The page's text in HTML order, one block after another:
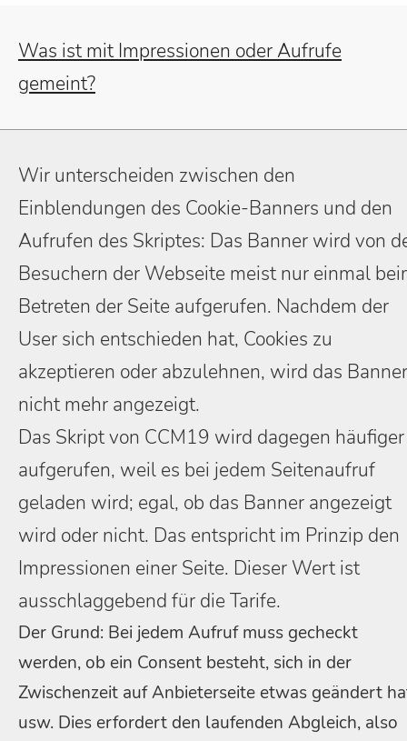
Was ist mit Impressionen oder Aufrufe
gemeint?
Wir unterscheiden zwischen den
Einblendungen des Cookie-Banners und den
Aufrufen des Skriptes: Das Banner wird von
Besuchern der Webseite meist nur einmal
Betreten der Seite aufgerufen. Nachdem der
User sich entschieden hat, Cookies zu
akzeptieren oder abzulehnen, wird das Banner
nicht mehr angezeigt.
Das Skript von CCM19 wird dagegen häufiger
aufgerufen, weil es bei jedem Seitenaufruf
geladen wird; egal, ob das Banner angezeigt
wird oder nicht. Das entspricht im Prinzip den
Impressionen einer Seite. Dieser Wert ist
ausschlaggebend für die Tarife.
Der Grund: Bei jedem Aufruf muss gecheckt
werden, ob ein Consent besteht, sich in der
Zwischenzeit auf Anbieterseite etwas geändert
usw. Dies erfordert den laufenden Abgleich, also